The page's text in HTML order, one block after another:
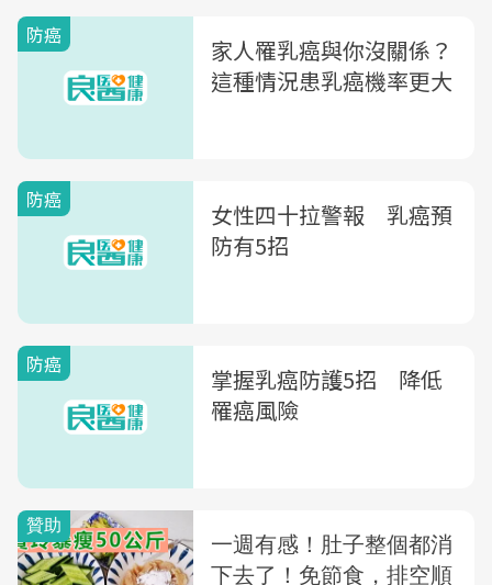
防癌
家人罹乳癌與你沒關係？
這種情況患乳癌機率更大
防癌
女性四十拉警報 乳癌預
防有5招
防癌
掌握乳癌防護5招 降低
罹癌風險